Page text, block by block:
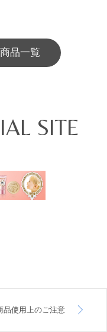
品一覧
SITE
品使用上のご注意